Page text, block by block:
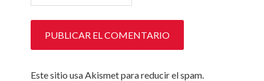
Este sitio usa Akismet para reducir el spam.